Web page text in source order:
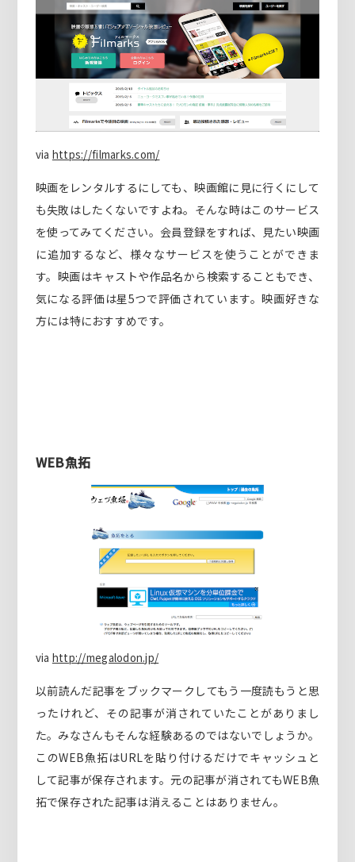
via https://filmarks.com/
映画をレンタルするにしても、映画館に見に行くにして
も失敗はしたくないですよね。そんな時はこのサービス
を使ってみてください。会員登録をすれば、見たい映画
に追加するなど、様々なサービスを使うことができま
す。映画はキャストや作品名から検索することもでき、
気になる評価は星5つで評価されています。映画好きな
方には特におすすめです。
WEB魚拓
via http://megalodon.jp/
以前読んだ記事をブックマークしてもう一度読もうと思
ったけれど、その記事が消されていたことがありまし
た。みなさんもそんな経験あるのではないでしょうか。
このWEB魚拓はURLを貼り付けるだけでキャッシュと
して記事が保存されます。元の記事が消されてもWEB魚
拓で保存された記事は消えることはありません。